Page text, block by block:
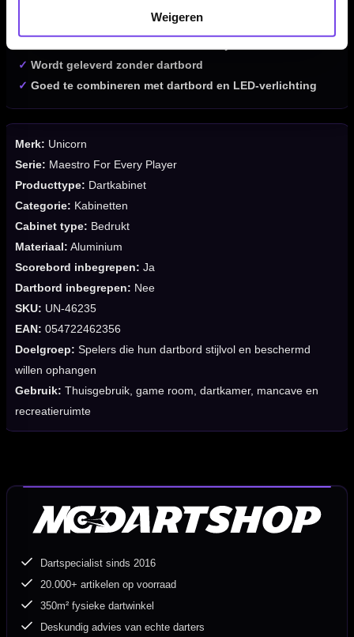
Weigeren
✓
Aluminium cabinet met moderne uitstraling
✓ Wordt geleverd zonder dartbord
✓ Goed te combineren met dartbord en LED-verlichting
Merk: Unicorn
Serie: Maestro For Every Player
Producttype: Dartkabinet
Categorie: Kabinetten
Cabinet type: Bedrukt
Materiaal: Aluminium
Scorebord inbegrepen: Ja
Dartbord inbegrepen: Nee
SKU: UN-46235
EAN: 054722462356
Doelgroep: Spelers die hun dartbord stijlvol en beschermd
willen ophangen
Gebruik: Thuisgebruik, game room, dartkamer, mancave en
recreatieruimte
Dartspecialist sinds 2016
20.000+ artikelen op voorraad
350m² fysieke dartwinkel
Deskundig advies van echte darters